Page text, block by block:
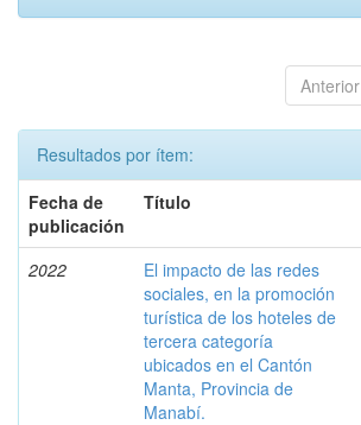
Anterior
Resultados por ítem:
Fecha de
publicación
Título
2022
El impacto de las redes
sociales, en la promoción
turística de los hoteles de
tercera categoría
ubicados en el Cantón
Manta, Provincia de
Manabí.